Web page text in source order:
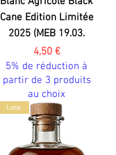
Cane Edition Limitée
2025 (MEB 19.03.
Prix
4,50 €
5% de réduction à
partir de 3 produits
au choix
Laos